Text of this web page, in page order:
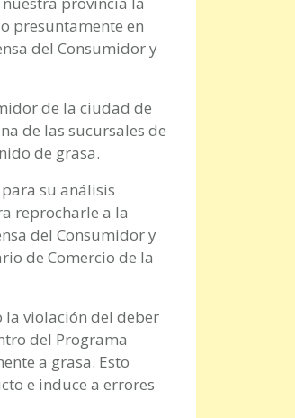
presuntamente en
del Consumidor y
de la ciudad de
de las sucursales de
de grasa.
su análisis
reprocharle a la
del Consumidor y
de Comercio de la
la violación del deber
del Programa
a grasa. Esto
e induce a errores